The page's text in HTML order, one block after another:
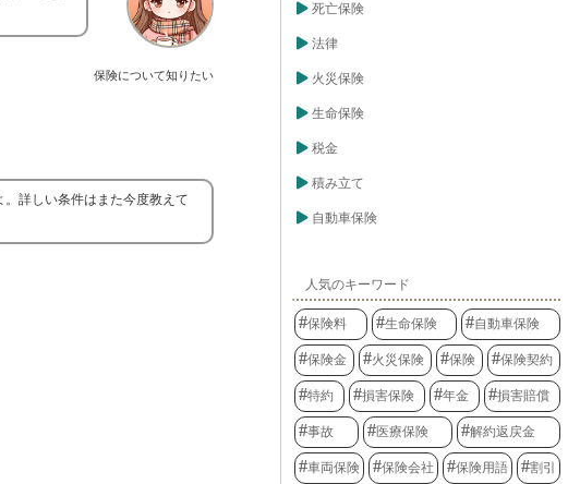
保険について知りたい
詳しい条件はまた今度教えて
死亡保険
法律
火災保険
生命保険
税金
積み立て
自動車保険
人気のキーワード
保険料 生命保険 自動車保険
保険金 火災保険 保険 保険契約
特約 損害保険 年金 損害賠償
事故 医療保険 解約返戻金
車両保険 保険会社 保険用語 割引